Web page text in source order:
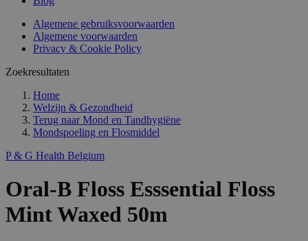
Algemene gebruiksvoorwaarden
Algemene voorwaarden
Privacy & Cookie Policy
Zoekresultaten
Home
Welzijn & Gezondheid
Terug naar Mond en Tandhygiëne
Mondspoeling en Flosmiddel
P & G Health Belgium
Oral-B Floss Esssential Floss
Mint Waxed 50m